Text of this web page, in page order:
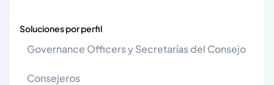
Soluciones por perfil
Governance Officers y Secretarías del Consejo
Consejeros